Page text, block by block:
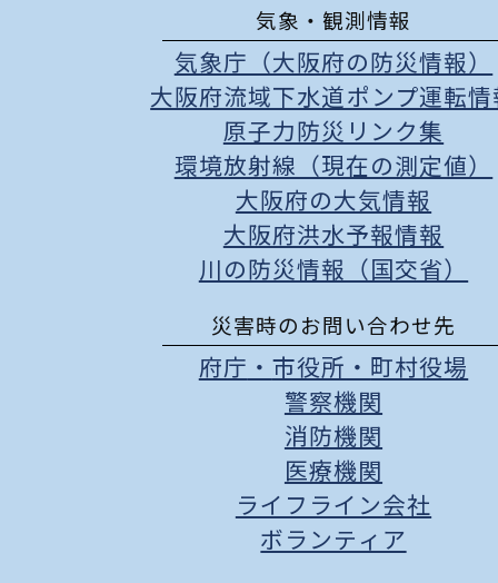
気象・観測情報
気象庁（大阪府の防災情報）
大阪府流域下水道ポンプ運転情
原子力防災リンク集
環境放射線（現在の測定値）
大阪府の大気情報
大阪府洪水予報情報
川の防災情報（国交省）
災害時のお問い合わせ先
府庁 ・ 市役所 ・ 町村役場
警察機関
消防機関
医療機関
ライフライン会社
ボランティア